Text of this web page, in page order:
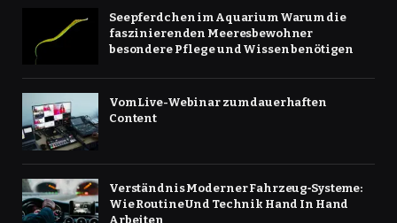
Seepferdchen im Aquarium Warum die
faszinierenden Meeresbewohner
besondere Pflege und Wissen benötigen
Vom Live-Webinar zum dauerhaften
Content
Verständnis Moderner Fahrzeug‑Systeme:
Wie Routine Und Technik Hand In Hand
Arbeiten